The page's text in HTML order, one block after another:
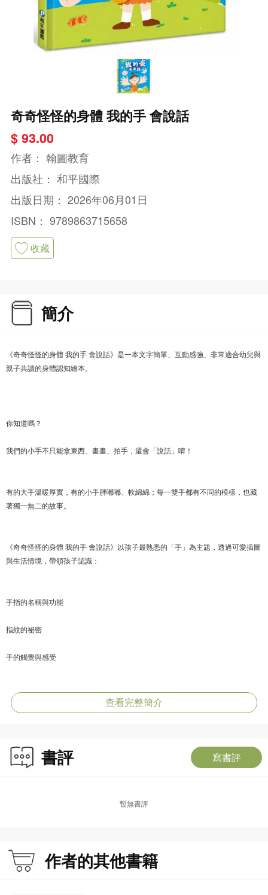
奇奇怪怪的身體 我的手 會說話
$ 93.00
作者： 翰圖教育
出版社： 和平國際
出版日期： 2026年06月01日
ISBN： 9789863715658
收藏
簡介
《奇奇怪怪的身體 我的手 會說話》是一本文字簡單、互動感強、非常適合幼兒與
親子共讀的身體認知繪本。
你知道嗎？
我們的小手不只能拿東西、畫畫、拍手，還會「說話」唷！
有的大手溫暖厚實，有的小手胖嘟嘟、軟綿綿；每一雙手都有不同的模樣，也藏
著獨一無二的故事。
《奇奇怪怪的身體 我的手 會說話》以孩子最熟悉的「手」為主題，透過可愛插圖
與生活情境，帶領孩子認識：
手指的名稱與功能
指紋的祕密
手的觸覺與感受
手勢與肢體表達
動物有趣的「手」
查看完整簡介
書評 寫書評
暫無書評
作者的其他書籍